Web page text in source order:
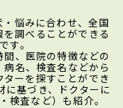
悩みに合わせ、全国
調べることができる
す。
、医院の特徴などの
名、検査名などから
ーを探すことができ
に基づき、ドクターに
検査など）も紹介。